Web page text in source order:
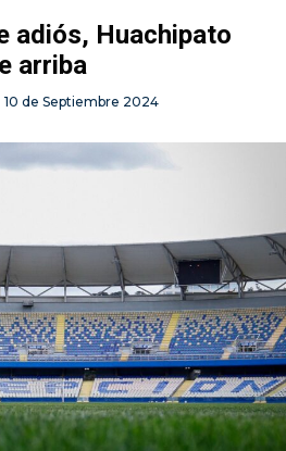
adiós, Huachipato
arriba
10 de Septiembre 2024